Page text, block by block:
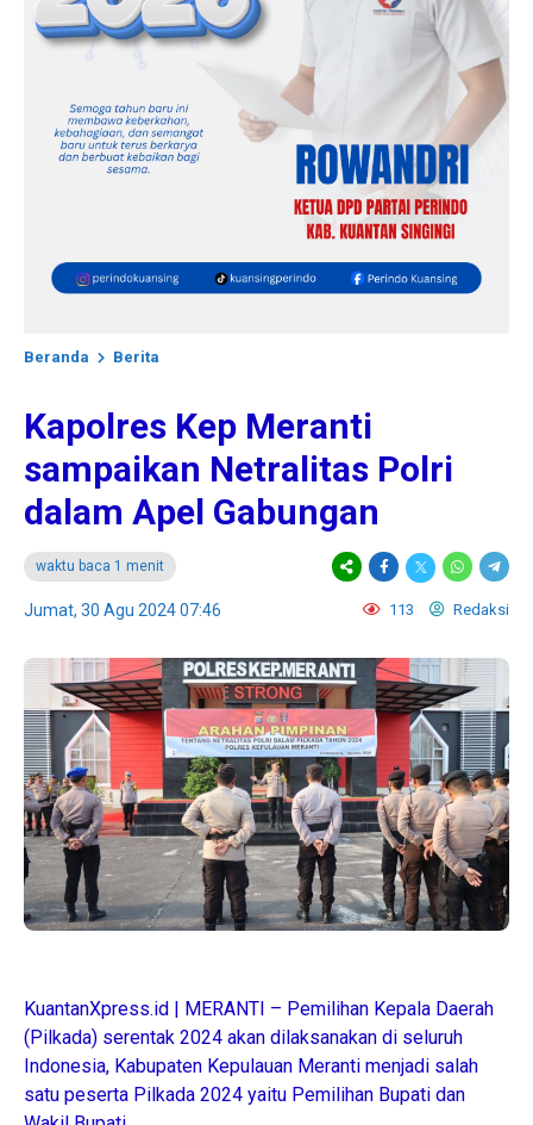
Beranda Berita
Kapolres Kep Meranti
sampaikan Netralitas Polri
dalam Apel Gabungan
waktu baca 1 menit
Jumat, 30 Agu 2024 07:46 113 Redaksi
KuantanXpress.id | MERANTI – Pemilihan Kepala Daerah
(Pilkada) serentak 2024 akan dilaksanakan di seluruh
Indonesia, Kabupaten Kepulauan Meranti menjadi salah
satu peserta Pilkada 2024 yaitu Pemilihan Bupati dan